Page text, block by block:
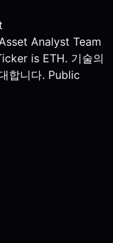
Analyst Team
is ETH. 기술의
합니다. Public